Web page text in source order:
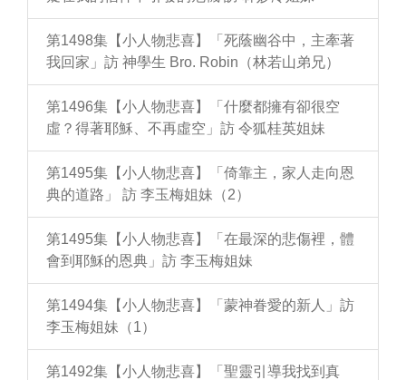
第1498集【小人物悲喜】「死蔭幽谷中，主牽著
我回家」訪 神學生 Bro. Robin（林若山弟兄）
第1496集【小人物悲喜】「什麼都擁有卻很空
虛？得著耶穌、不再虛空」訪 令狐桂英姐妹
第1495集【小人物悲喜】「倚靠主，家人走向恩
典的道路」 訪 李玉梅姐妹（2）
第1495集【小人物悲喜】「在最深的悲傷裡，體
會到耶穌的恩典」訪 李玉梅姐妹
第1494集【小人物悲喜】「蒙神眷愛的新人」訪
李玉梅姐妹（1）
第1492集【小人物悲喜】「聖靈引導我找到真